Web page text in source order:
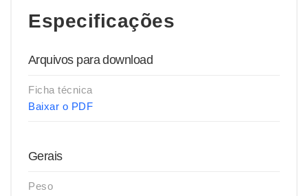
Especificações
Arquivos para download
Ficha técnica
Baixar o PDF
Gerais
Peso